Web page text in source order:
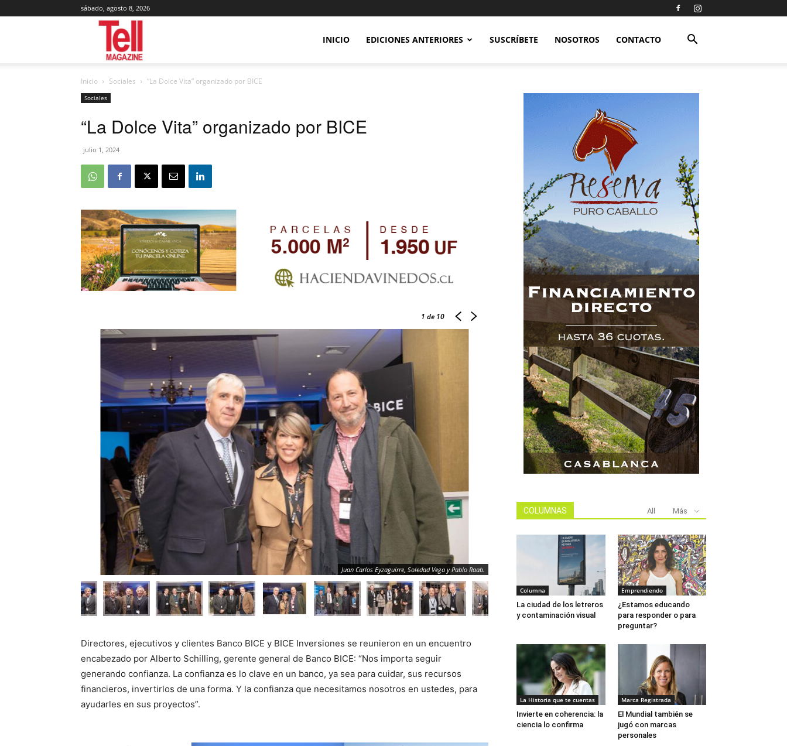
sábado, agosto 8, 2026
Magazine
INICIO EDICIONES ANTERIORES SUSCRÍBETE NOSOTROS CONTACTO
Inicio Sociales “La Dolce Vita” organizado por BICE
Sociales
“La Dolce Vita” organizado por BICE
julio 1, 2024
1 de 10
Juan Carlos Eyzaguirre, Soledad Vega y Pablo Raab. Arturo Quintanilla, José Pedro Balmaceda, Isabel
Directores, ejecutivos y clientes Banco BICE y BICE Inversiones se reunieron en un encuentro
encabezado por Alberto Schilling, gerente general de Banco BICE: “Nos importa seguir
generando confianza. La confianza es lo clave en un banco, ya sea para cuidar, sus recursos
financieros, invertirlos de una forma. Y la confianza que necesitamos nosotros en ustedes, para
ayudarles en sus proyectos”.
COLUMNAS All Más
Columna
La ciudad de los letreros
y contaminación visual
Emprendiendo
¿Estamos educando
para responder o para
preguntar?
La Historia que te cuentas
Invierte en coherencia: la
ciencia lo confirma
Marca Registrada
El Mundial también se
jugó con marcas
personales